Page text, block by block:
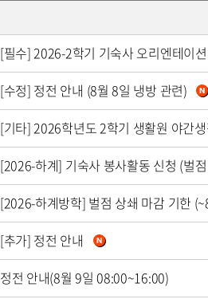
[필수] 2026-2학기 기숙사 오리엔테이
[수정] 정전 안내 (8월 8일 냉방 관련)
[기타] 2026학년도 2학기 생활원 야간
[2026-하계] 기숙사 봉사활동 신청 (벌
[2026-하계방학] 벌점 상쇄 마감 기한
[추가] 정전 안내
정전 안내(8월 9일 08:00~16:00)